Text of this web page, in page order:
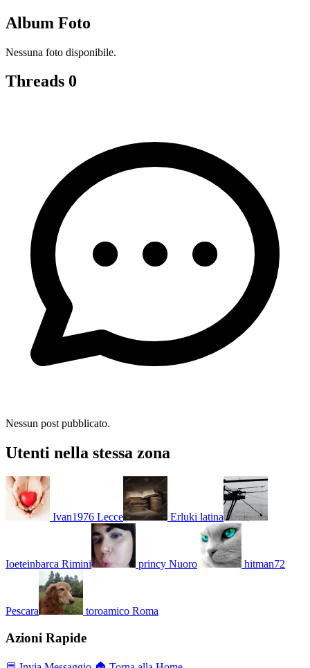
Album Foto
Nessuna foto disponibile.
Threads 0
Nessun post pubblicato.
Utenti nella stessa zona
Ivan1976 Lecce Erluki latina
Ioeteinbarca Rimini princy Nuoro hitman72
Pescara toroamico Roma
Azioni Rapide